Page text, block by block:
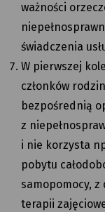
ważności
świadczenia
W pierwszej
członków
bezpośrednią
z
i nie korzysta
pobytu
samopomocy,
terapii